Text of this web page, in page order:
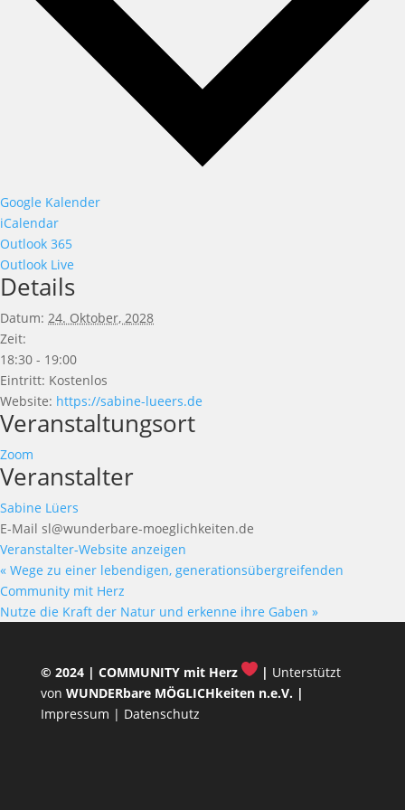
Google Kalender
iCalendar
Outlook 365
Outlook Live
Details
Datum: 24. Oktober, 2028
Zeit:
18:30 - 19:00
Eintritt: Kostenlos
Website: https://sabine-lueers.de
Veranstaltungsort
Zoom
Veranstalter
Sabine Lüers
E-Mail sl@wunderbare-moeglichkeiten.de
Veranstalter-Website anzeigen
« Wege zu einer lebendigen, generationsübergreifenden
Community mit Herz
Nutze die Kraft der Natur und erkenne ihre Gaben »
© 2024 | COMMUNITY mit Herz | Unterstützt
von WUNDERbare MÖGLICHkeiten n.e.V. |
Impressum | Datenschutz